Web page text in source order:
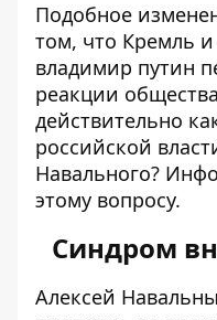
Подобное
том, что Кремль
владимир путин
реакции
действительно
российской
Навального?
этому вопросу.
Синдром
Алексей